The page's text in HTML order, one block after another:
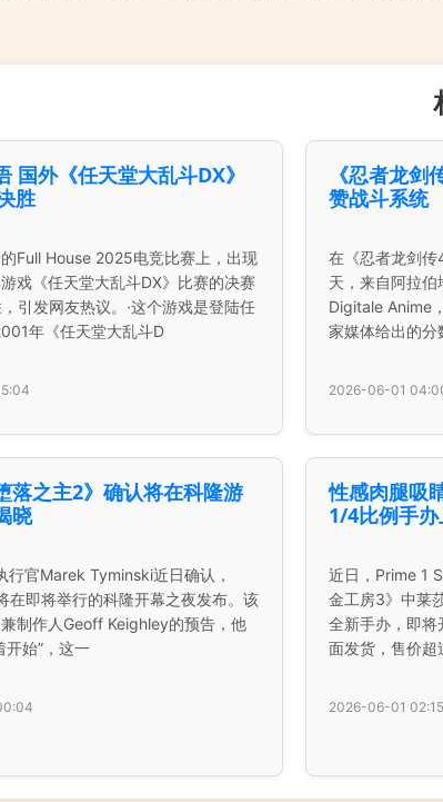
国外《任天堂大乱斗DX》
胜
Full House 2025电竞比赛上，出现
戏《任天堂大乱斗DX》比赛的决赛
引发网友热议。·这个游戏是登陆任
年《任天堂大乱斗D
《忍者龙
赞战斗系统
在《忍者龙剑
天，来自阿拉
Digitale Anime
家媒体给出的分
2026-06-01
落之主2》确认将在科隆游
晓
行官Marek Tyminski近日确认，
在即将举行的科隆开幕之夜发布。该
制作人Geoff Keighley的预告，他
开始”，这一
性感肉腿吸
1/4比例手
近日，Prime 1
金工房3》中莱
全新手办，即
面发货，售价
2026-06-01